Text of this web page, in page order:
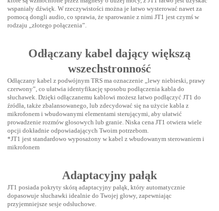
wspaniały dźwięk. W rzeczywistości można je łatwo wysterować nawet za
pomocą dongli audio, co sprawia, że sparowanie z nimi JT1 jest czymś w
rodzaju „złotego połączenia”.
Odłączany kabel dający większą
wszechstronność
Odłączany kabel z podwójnym TRS ma oznaczenie „lewy niebieski, prawy
czerwony”, co ułatwia identyfikację sposobu podłączenia kabla do
słuchawek. Dzięki odłączanemu kablowi możesz łatwo podłączyć JT1 do
źródła, także zbalansowanego, lub zdecydować się na użycie kabla z
mikrofonem i wbudowanymi elementami sterującymi, aby ułatwić
prowadzenie rozmów głosowych lub granie. Niska cena JT1 otwiera wiele
opcji dokładnie odpowiadających Twoim potrzebom.
*JT1 jest standardowo wyposażony w kabel z wbudowanym sterowaniem i
mikrofonem
Adaptacyjny pałąk
JT1 posiada pokryty skórą adaptacyjny pałąk, który automatycznie
dopasowuje słuchawki idealnie do Twojej głowy, zapewniając
przyjemniejsze sesje odsłuchowe.